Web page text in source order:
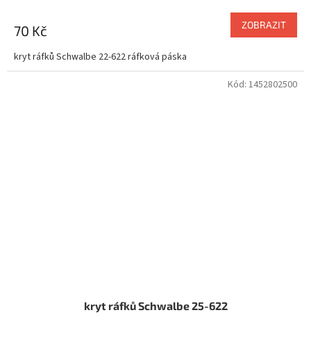
70 Kč ZOBRAZIT
kryt ráfků Schwalbe 22-622 ráfková páska
kryt ráfků Schwalbe 25-622
Kód: 1452802500